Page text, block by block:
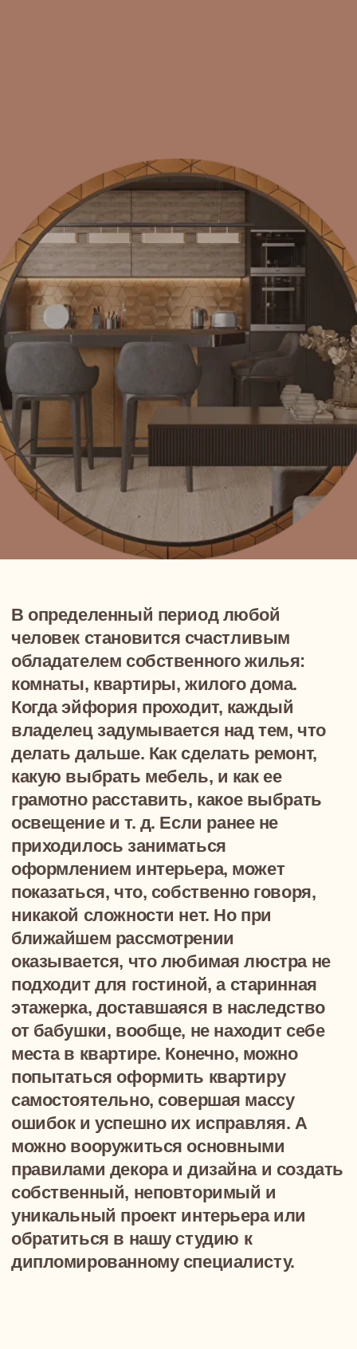
В определенный период любой
человек становится счастливым
обладателем собственного жилья:
комнаты, квартиры, жилого дома.
Когда эйфория проходит, каждый
владелец задумывается над тем, что
делать дальше. Как сделать ремонт,
какую выбрать мебель, и как ее
грамотно расставить, какое выбрать
освещение и т. д. Если ранее не
приходилось заниматься
оформлением интерьера, может
показаться, что, собственно говоря,
никакой сложности нет. Но при
этажерка, доставшаяся в наследство
от бабушки, вообще, не находит себе
попытаться оформить квартиру
самостоятельно, совершая массу
ошибок и успешно их исправляя. А
можно вооружиться основными
правилами декора и дизайна и создать
собственный, неповторимый и
уникальный проект интерьера или
обратиться в нашустудиюк
дипломированному специалисту.